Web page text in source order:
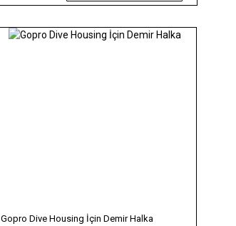
Gopro Dive Housing İçin Demir Halka